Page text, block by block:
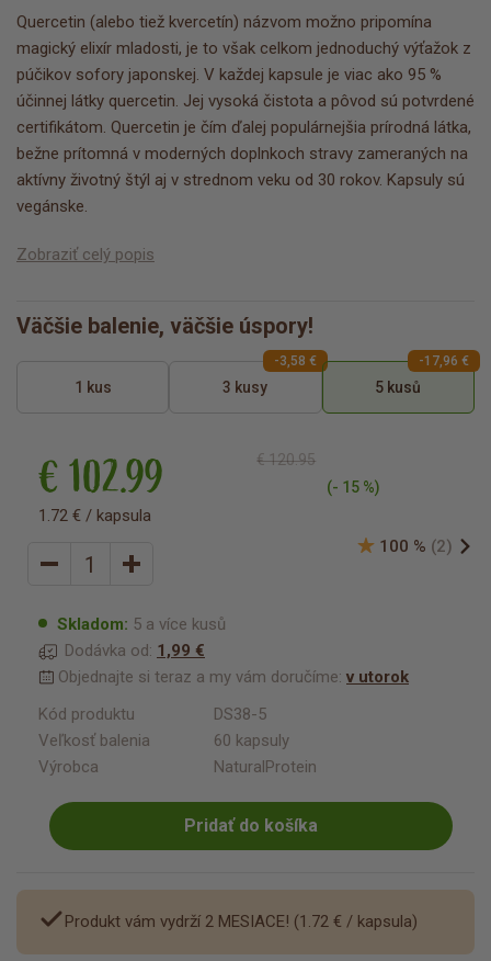
Quercetin (alebo tiež kvercetín) názvom možno pripomína
magický elixír mladosti, je to však celkom jednoduchý výťažok z
púčikov sofory japonskej. V každej kapsule je viac ako 95 %
účinnej látky quercetin. Jej vysoká čistota a pôvod sú potvrdené
certifikátom. Quercetin je čím ďalej populárnejšia prírodná látka,
bežne prítomná v moderných doplnkoch stravy zameraných na
aktívny životný štýl aj v strednom veku od 30 rokov. Kapsuly sú
vegánske.
Zobraziť celý popis
Väčšie balenie, väčšie úspory!
1 kus 3 kusy
-3,58 €
5 kusů
-17,96 €
100 % (2)
(- 15 %)
€ 120.95
€ 102.99
1.72 € / kapsula
Skladom: 5 a více kusů
Dodávka od: 1,99 €
Objednajte si teraz a my vám doručíme: v utorok
Kód produktu
DS38-5
Veľkosť balenia
60 kapsuly
Výrobca
NaturalProtein
Pridať do košíka
Produkt vám vydrží 2 MESIACE! (1.72 € / kapsula)